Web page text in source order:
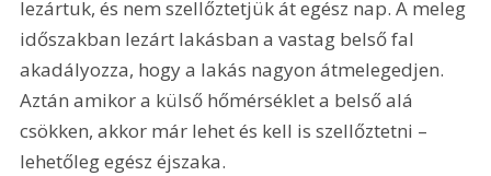
lezártuk, és nem szellőztetjük át egész nap. A meleg
időszakban lezárt lakásban a vastag belső fal
akadályozza, hogy a lakás nagyon átmelegedjen.
Aztán amikor a külső hőmérséklet a belső alá
csökken, akkor már lehet és kell is szellőztetni –
lehetőleg egész éjszaka.